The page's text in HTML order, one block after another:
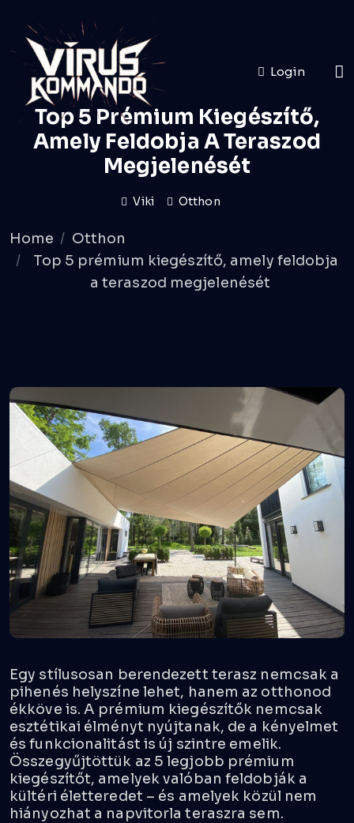
Login
Top 5 Prémium Kiegészítő,
Amely Feldobja A Teraszod
Megjelenését
Viki Otthon
Home
Otthon
Top 5 prémium kiegészítő, amely feldobja
a teraszod megjelenését
Egy stílusosan berendezett terasz nemcsak a
pihenés helyszíne lehet, hanem az otthonod
ékköve is. A prémium kiegészítők nemcsak
esztétikai élményt nyújtanak, de a kényelmet
és funkcionalitást is új szintre emelik.
Összegyűjtöttük az 5 legjobb prémium
kiegészítőt, amelyek valóban feldobják a
kültéri életteredet – és amelyek közül nem
hiányozhat a napvitorla teraszra sem.